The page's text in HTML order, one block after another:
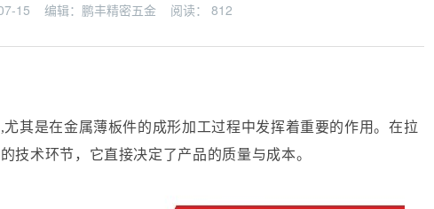
15 编辑：鹏丰精密五金 阅读： 812
,尤其是在金属薄板件的成形加工过程中发挥着重要的作用。在拉
技术环节，它直接决定了产品的质量与成本。